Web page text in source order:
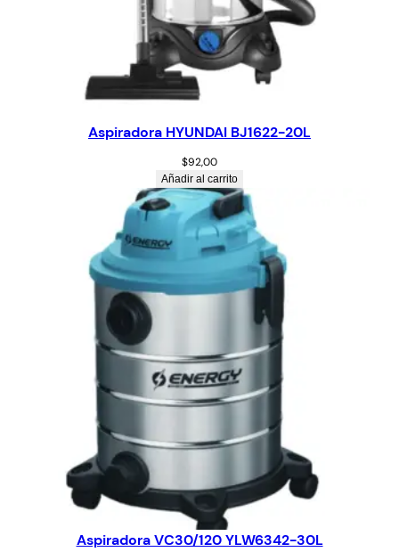
Aspiradora HYUNDAI BJ1622-20L
$92,00
Añadir al carrito
Aspiradora VC30/120 YLW6342-30L